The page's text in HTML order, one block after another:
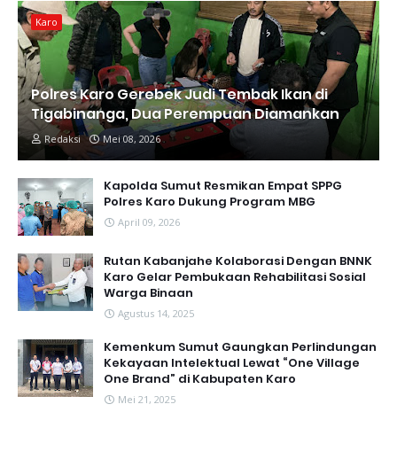
Karo
Polres Karo Gerebek Judi Tembak Ikan di
Tigabinanga, Dua Perempuan Diamankan
Redaksi Mei 08, 2026
Kapolda Sumut Resmikan Empat SPPG
Polres Karo Dukung Program MBG
April 09, 2026
Rutan Kabanjahe Kolaborasi Dengan BNNK
Karo Gelar Pembukaan Rehabilitasi Sosial
Warga Binaan
Agustus 14, 2025
Kemenkum Sumut Gaungkan Perlindungan
Kekayaan Intelektual Lewat “One Village
One Brand” di Kabupaten Karo
Mei 21, 2025